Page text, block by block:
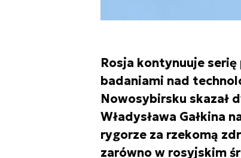
Rosja kontynuuje
badaniami nad
Nowosybirsku skazał
Władysława Gałkina
rygorze za rzekomą
zarówno w rosyjskim